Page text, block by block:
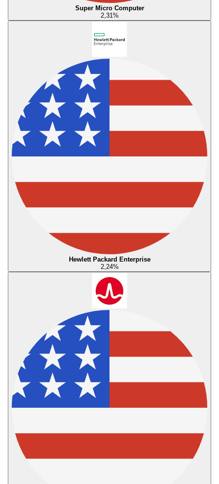
Super Micro Computer
2,31 %
Hewlett Packard Enterprise
2,24%